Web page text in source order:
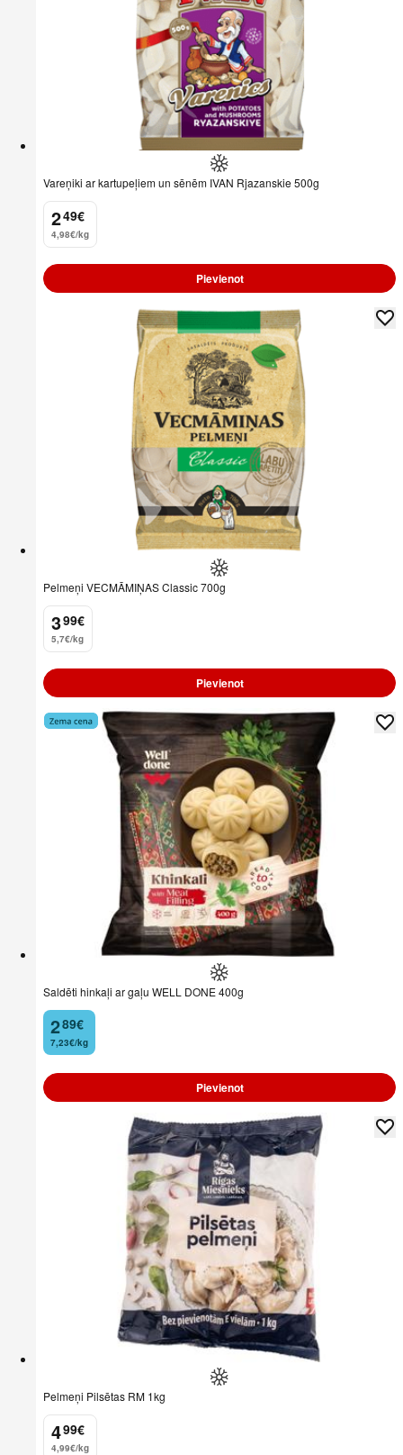
Vareņiki ar kartupeļiem un sēnēm IVAN Rjazanskie 500g
2
. 49€
4,98€/kg
Pievienot
Pelmeņi VECMĀMIŅAS Classic 700g
3
. 99€
5,7€/kg
Pievienot
Saldēti hinkaļi ar gaļu WELL DONE 400g
2
. 89€
7,23€/kg
Pievienot
Pelmeņi Pilsētas RM 1kg
4
. 99€
4,99€/kg